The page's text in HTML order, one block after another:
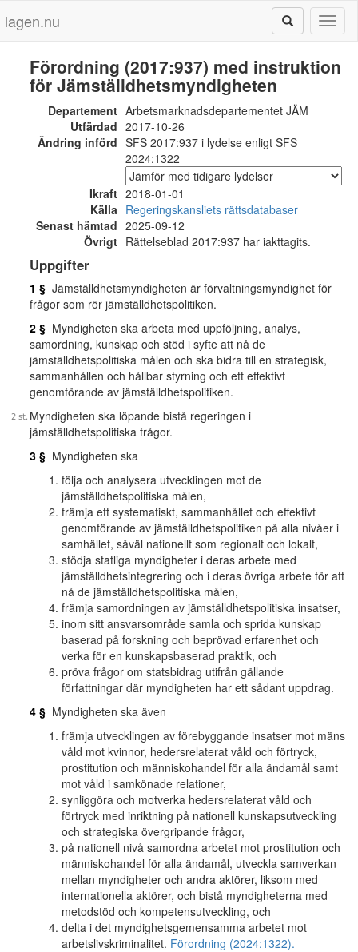
lagen.nu
Förordning (2017:937) med instruktion
för Jämställdhetsmyndigheten
Departement Arbetsmarknadsdepartementet JÄM
Utfärdad 2017-10-26
Ändring införd SFS 2017:937 i lydelse enligt SFS
2024:1322
Ikraft 2018-01-01
Källa Regeringskansliets rättsdatabaser
Senast hämtad 2025-09-12
Övrigt Rättelseblad 2017:937 har iakttagits.
Uppgifter
1 § Jämställdhetsmyndigheten är förvaltningsmyndighet för
frågor som rör jämställdhetspolitiken.
2 § Myndigheten ska arbeta med uppföljning, analys,
samordning, kunskap och stöd i syfte att nå de
jämställdhetspolitiska målen och ska bidra till en strategisk,
sammanhållen och hållbar styrning och ett effektivt
genomförande av jämställdhetspolitiken.
Myndigheten ska löpande bistå regeringen i
jämställdhetspolitiska frågor.
3 § Myndigheten ska
följa och analysera utvecklingen mot de
jämställdhetspolitiska målen,
främja ett systematiskt, sammanhållet och effektivt
genomförande av jämställdhetspolitiken på alla nivåer i
samhället, såväl nationellt som regionalt och lokalt,
stödja statliga myndigheter i deras arbete med
jämställdhetsintegrering och i deras övriga arbete för att
nå de jämställdhetspolitiska målen,
främja samordningen av jämställdhetspolitiska insatser,
inom sitt ansvarsområde samla och sprida kunskap
baserad på forskning och beprövad erfarenhet och
verka för en kunskapsbaserad praktik, och
pröva frågor om statsbidrag utifrån gällande
författningar där myndigheten har ett sådant uppdrag.
4 § Myndigheten ska även
främja utvecklingen av förebyggande insatser mot mäns
våld mot kvinnor, hedersrelaterat våld och förtryck,
prostitution och människohandel för alla ändamål samt
mot våld i samkönade relationer,
synliggöra och motverka hedersrelaterat våld och
förtryck med inriktning på nationell kunskapsutveckling
och strategiska övergripande frågor,
på nationell nivå samordna arbetet mot prostitution och
människohandel för alla ändamål, utveckla samverkan
mellan myndigheter och andra aktörer, liksom med
internationella aktörer, och bistå myndigheterna med
metodstöd och kompetensutveckling, och
delta i det myndighetsgemensamma arbetet mot
arbetslivskriminalitet. Förordning (2024:1322).